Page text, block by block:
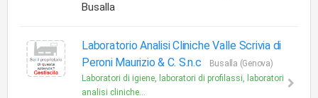
Busalla
Laboratorio Analisi Cliniche Valle Scrivia di
Peroni Maurizio & C. S.n.c
Busalla (Genova)
Laboratori di igiene, laboratori di profilassi, laboratori
analisi cliniche...